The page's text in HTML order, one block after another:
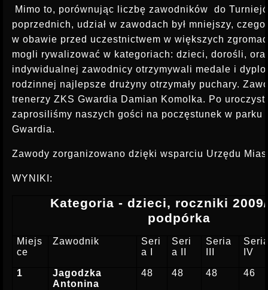
Mimo to, porównując liczbę zawodników
do
poprzednich, udział w zawodach był mniejszy,
w obawie przed uczestnictwem w większych
mogli rywalizować w kategoriach: dzieci, dorośli,
indywidualnej zawodnicy otrzymywali medale i
rodzinnej najlepsze drużyny otrzymały puchary.
trenerzy ZKS Gwardia Damian Komolka. Po
zaprosiliśmy naszych gości na poczęstunek w parku
Gwardia.
Zawody zorganizowano dzięki wsparciu Urzędu
WYNIKI:
Kategoria - dzieci, roczniki
podpórka
Miejs
ce
Zawodnik
Seri
a I
Seri
a II
Seria
IV
1
Jagodzka
Antonina
48 48 48 46